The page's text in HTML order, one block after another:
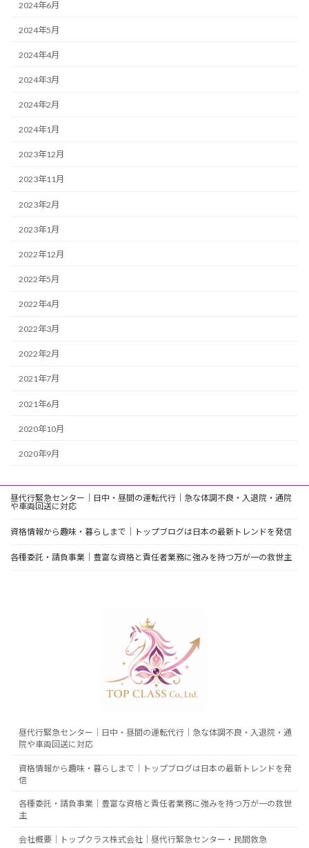
2024年6月
2024年5月
2024年4月
2024年3月
2024年2月
2024年1月
2023年12月
2023年11月
2023年2月
2023年1月
2022年12月
2022年5月
2022年4月
2022年3月
2022年2月
2021年7月
2021年6月
2020年10月
2020年9月
昼代行緊急センター｜日中・昼間の運転代行｜急な体調不良・入退院・通院
や車両回送に対応
資格情報から趣味・暮らしまで｜トップブログは日本の最新トレンドを発信
各種委託・請負事業｜豊富な資格と責任者業務に強みを持つ万が一の救世主
昼代行緊急センター｜日中・昼間の運転代行｜急な体調不良・入退院・通
院や車両回送に対応
資格情報から趣味・暮らしまで｜トップブログは日本の最新トレンドを発
信
各種委託・請負事業｜豊富な資格と責任者業務に強みを持つ万が一の救世
主
会社概要｜トップクラス株式会社｜昼代行緊急センター・民間救急